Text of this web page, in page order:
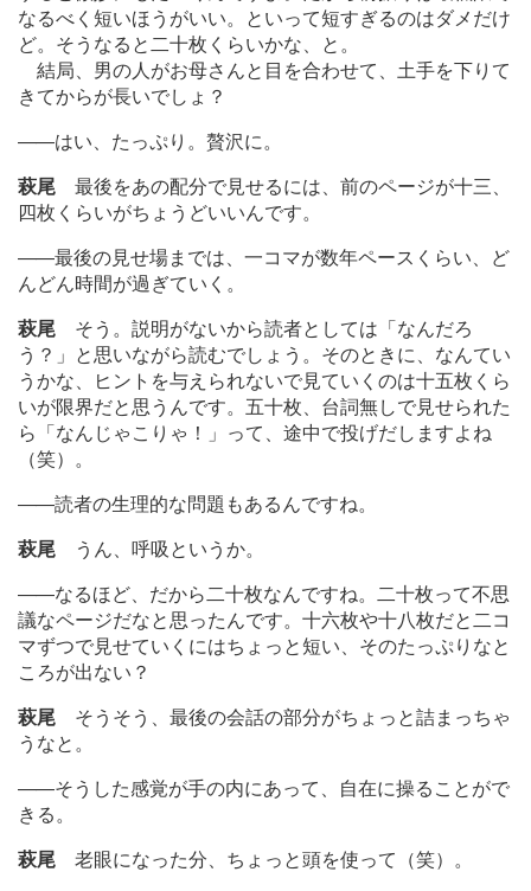
なるべく短いほうがいい。といって短すぎるのはダメだけ
ど。そうなると二十枚くらいかな、と。
結局、男の人がお母さんと目を合わせて、土手を下りて
きてからが長いでしょ？
――はい、たっぷり。贅沢に。
萩尾 最後をあの配分で見せるには、前のページが十三、
四枚くらいがちょうどいいんです。
――最後の見せ場までは、一コマが数年ペースくらい、ど
んどん時間が過ぎていく。
萩尾 そう。説明がないから読者としては「なんだろ
う？」と思いながら読むでしょう。そのときに、なんてい
うかな、ヒントを与えられないで見ていくのは十五枚くら
いが限界だと思うんです。五十枚、台詞無しで見せられた
ら「なんじゃこりゃ！」って、途中で投げだしますよね
（笑）。
――読者の生理的な問題もあるんですね。
萩尾 うん、呼吸というか。
――なるほど、だから二十枚なんですね。二十枚って不思
議なページだなと思ったんです。十六枚や十八枚だと二コ
マずつで見せていくにはちょっと短い、そのたっぷりなと
ころが出ない？
萩尾 そうそう、最後の会話の部分がちょっと詰まっちゃ
うなと。
――そうした感覚が手の内にあって、自在に操ることがで
きる。
萩尾 老眼になった分、ちょっと頭を使って（笑）。